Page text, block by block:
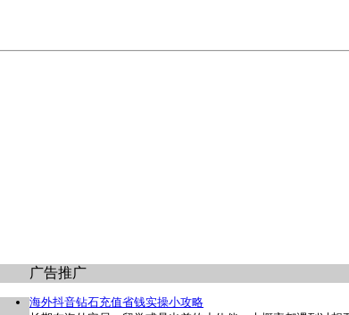
广告推广
海外抖音钻石充值省钱实操小攻略